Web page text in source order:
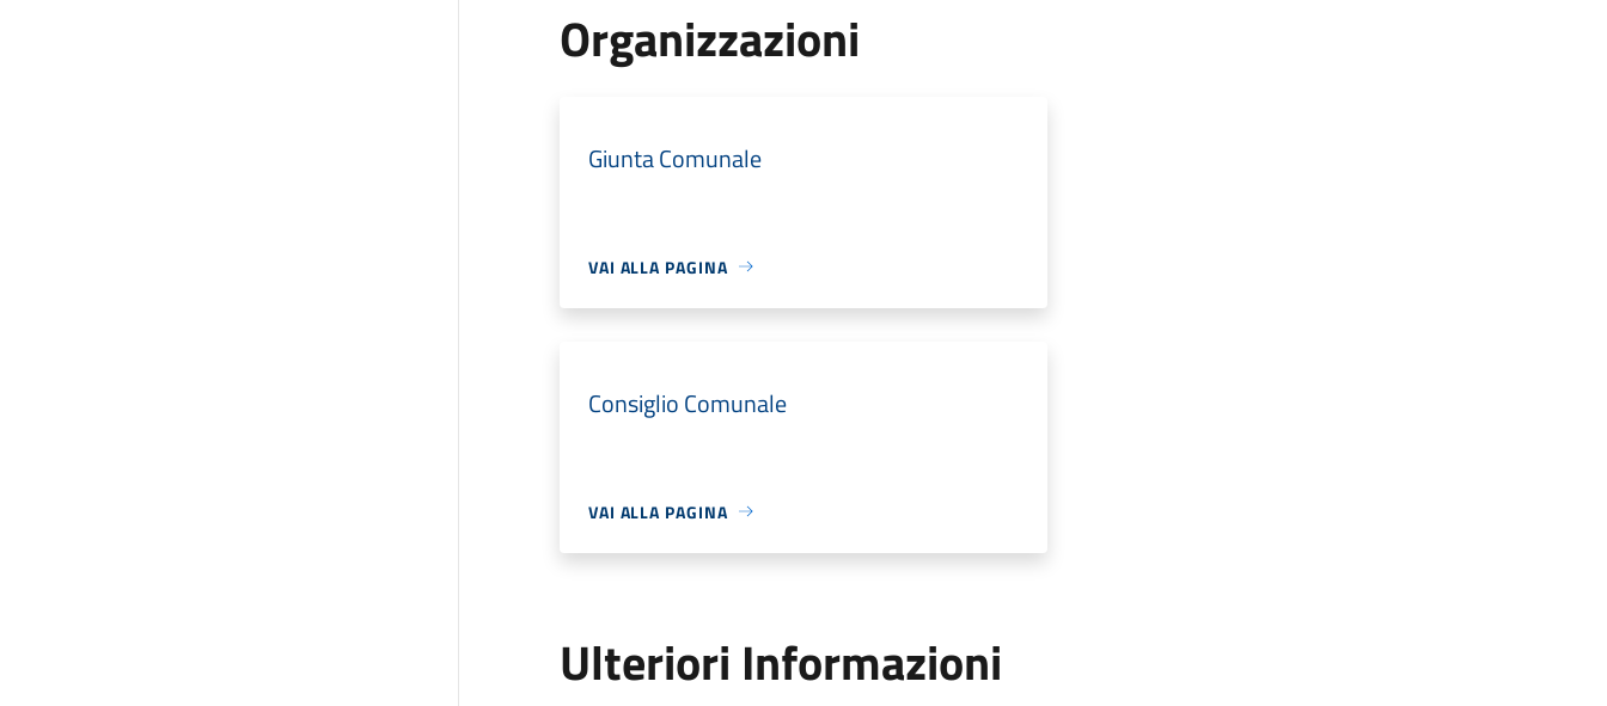
Organizzazioni
Giunta Comunale
VAI ALLA PAGINA
Consiglio Comunale
VAI ALLA PAGINA
Ulteriori Informazioni